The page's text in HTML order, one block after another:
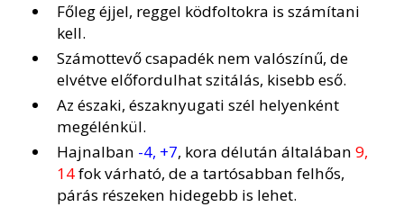
Főleg éjjel, reggel ködfoltokra is számítani
kell.
Számottevő csapadék nem valószínű, de
elvétve előfordulhat szitálás, kisebb eső.
Az északi, északnyugati szél helyenként
megélénkül.
Hajnalban -4, +7, kora délután általában 9,
14fok várható, de a tartósabban felhős,
párás részeken hidegebb is lehet.